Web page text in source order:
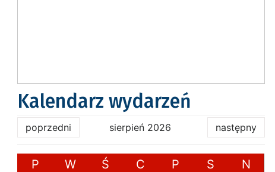
Kalendarz wydarzeń
poprzedni sierpień 2026 następny
P W Ś C P S N